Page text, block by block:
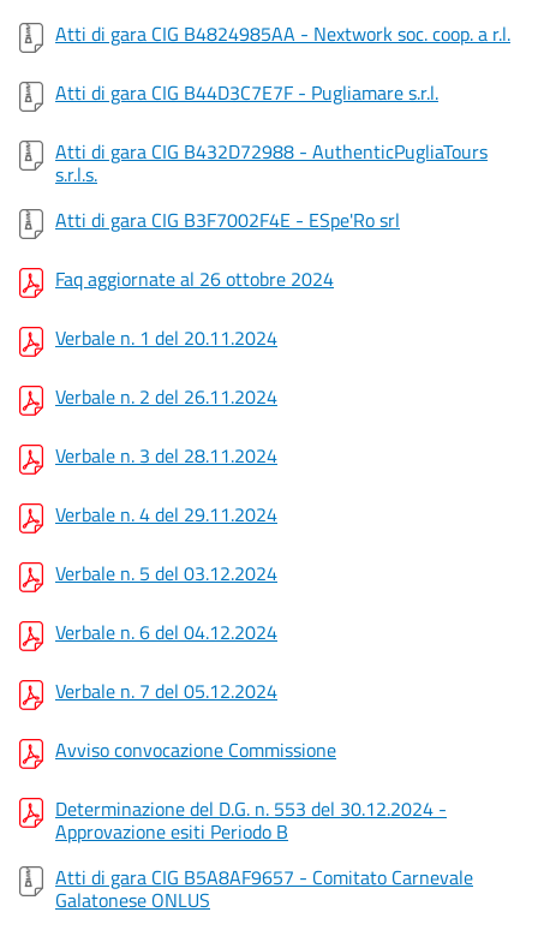
Atti di gara CIG B4824985AA - Nextwork soc. coop. a r.l.
Atti di gara CIG B44D3C7E7F - Pugliamare s.r.l.
Atti di gara CIG B432D72988 - AuthenticPugliaTours
s.r.l.s.
Atti di gara CIG B3F7002F4E - ESpe'Ro srl
Faq aggiornate al 26 ottobre 2024
Verbale n. 1 del 20.11.2024
Verbale n. 2 del 26.11.2024
Verbale n. 3 del 28.11.2024
Verbale n. 4 del 29.11.2024
Verbale n. 5 del 03.12.2024
Verbale n. 6 del 04.12.2024
Verbale n. 7 del 05.12.2024
Avviso convocazione Commissione
Determinazione del D.G. n. 553 del 30.12.2024 -
Approvazione esiti Periodo B
Atti di gara CIG B5A8AF9657 - Comitato Carnevale
Galatonese ONLUS